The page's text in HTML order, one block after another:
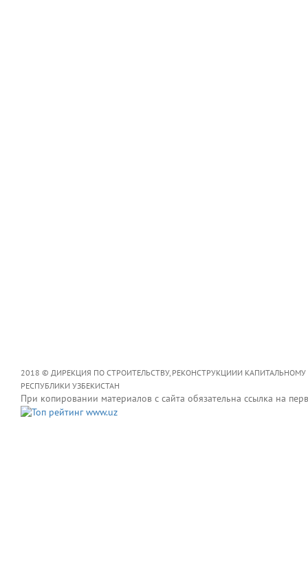
2018 © ДИРЕКЦИЯ ПО СТРОИТЕЛЬСТВУ, РЕКОНСТРУКЦИИИ
РЕСПУБЛИКИ УЗБЕКИСТАН
При копировании материалов с сайта обязательна ссылка на